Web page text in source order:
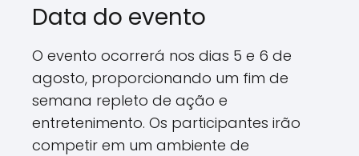
Data do evento
O evento ocorrerá nos dias 5 e 6 de
agosto, proporcionando um fim de
semana repleto de ação e
entretenimento. Os participantes irão
competir em um ambiente de